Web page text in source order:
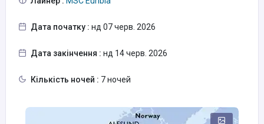
Дата початку : нд 07 черв. 2026
Дата закінчення : нд 14 черв. 2026
Кількість ночей : 7 ночей